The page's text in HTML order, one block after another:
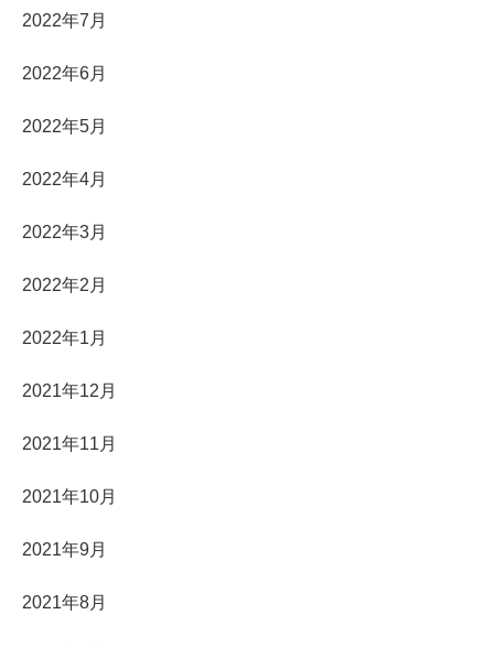
2022年7月
2022年6月
2022年5月
2022年4月
2022年3月
2022年2月
2022年1月
2021年12月
2021年11月
2021年10月
2021年9月
2021年8月